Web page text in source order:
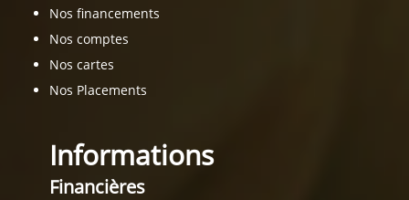
Nos financements
Nos comptes
Nos cartes
Nos Placements
Informations
Financières